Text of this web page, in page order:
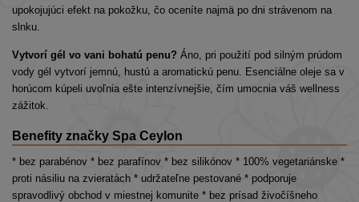
upokojujúci efekt na pokožku, čo oceníte najmä po dni strávenom na
slnku.
Vytvorí gél vo vani bohatú penu? Áno, pri použití pod silným prúdom
vody gél vytvorí jemnú, hustú a aromatickú penu. Esenciálne oleje sa v
horúcom kúpeli uvoľnia ešte intenzívnejšie, čím umocnia váš wellness
zážitok.
Benefity značky Spa Ceylon
* bez parabénov * bez parafínov * bez silikónov * 100% vegetariánske *
proti násiliu na zvieratách * udržateľne pestované * podporuje
spravodlivý obchod v miestnej komunite * bez prísad živočíšneho